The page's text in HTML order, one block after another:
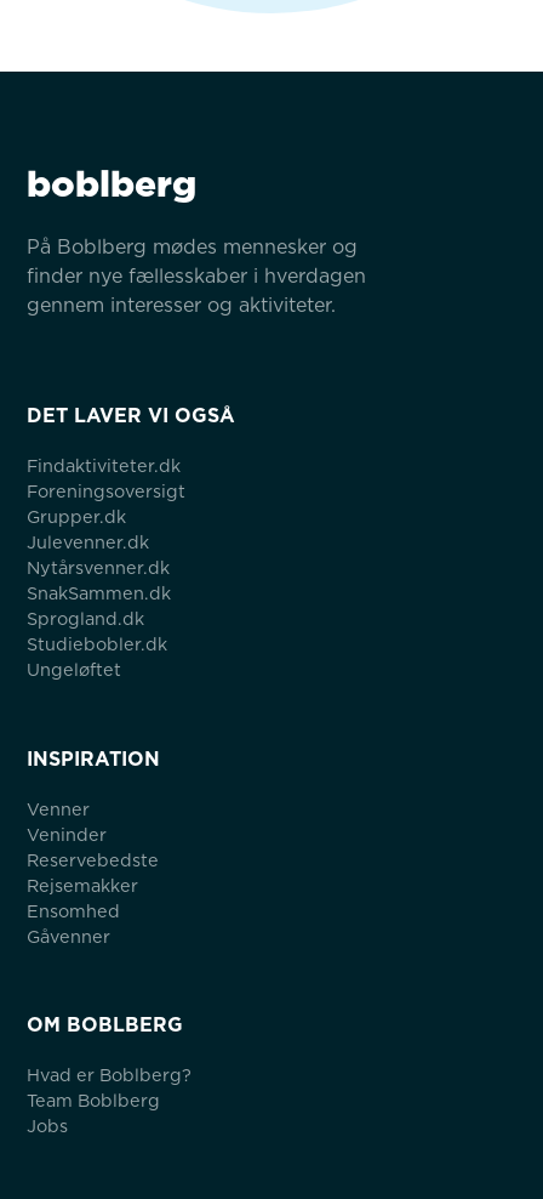
boblberg
På Boblberg mødes mennesker og
finder nye fællesskaber i hverdagen
gennem interesser og aktiviteter.
DET LAVER VI OGSÅ
Findaktiviteter.dk
Foreningsoversigt
Grupper.dk
Julevenner.dk
Nytårsvenner.dk
SnakSammen.dk
Sprogland.dk
Studiebobler.dk
Ungeløftet
INSPIRATION
Venner
Veninder
Reservebedste
Rejsemakker
Ensomhed
Gåvenner
OM BOBLBERG
Hvad er Boblberg?
Team Boblberg
Jobs